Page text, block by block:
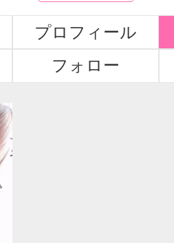
プロフィール
フォロー